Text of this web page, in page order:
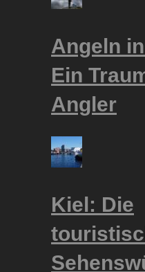
Angeln
Ein
Angler
Kiel: Die